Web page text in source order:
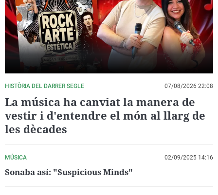
La rosa de los vientos
Gente viajera
Como el perro y el
Caso
Retornados
Equipo de
Operación Viuda
Extremadura
Galicia
La Rioja
Navarra
País Vasco
Virales
Televisión
Elecciones
HISTÒRIA DEL DARRER SEGLE 07/08/2026 22:08
La música ha canviat la manera de
vestir i d'entendre el món al llarg de
les dècades
MÚSICA 02/09/2025 14:16
Sonaba así: "Suspicious Minds"